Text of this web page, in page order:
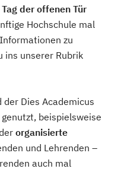
Tag der offenen Tür
Hochschule mal
zu
ins unserer Rubrik
Dies Academicus
beispielsweise
organisierte
und Lehrenden –
auch mal